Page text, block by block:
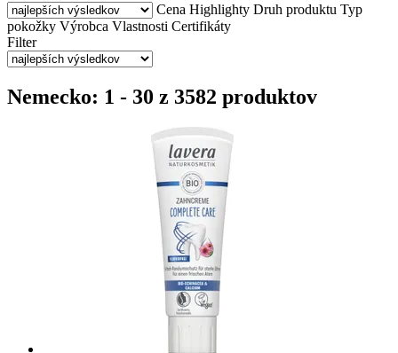
Cena Highlighty Druh produktu Typ
pokožky Výrobca Vlastnosti Certifikáty
Filter
Nemecko: 1 - 30 z 3582 produktov